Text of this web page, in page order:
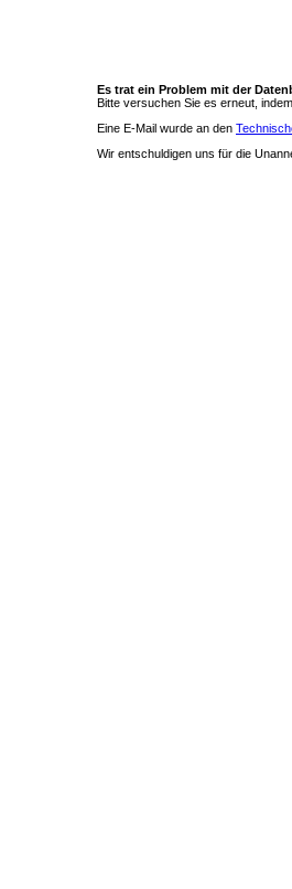
Es trat ein Problem mit der
Bitte versuchen Sie es erneut,
Eine E-Mail wurde an den
Wir entschuldigen uns für die